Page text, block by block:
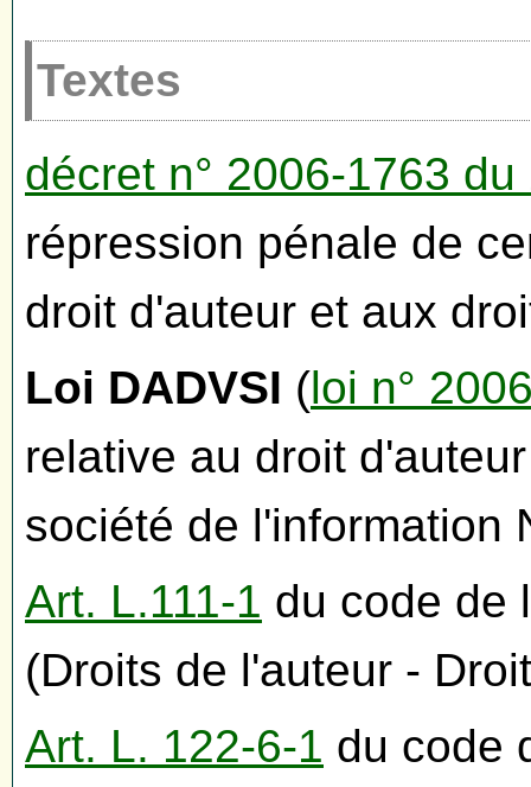
Textes
décret n° 2006-1763
répression pénale de
droit d'auteur et aux
Loi DADVSI (loi n°
relative au droit
société de l'information
Art. L.111-1 du code de
(Droits de l'auteur -
Art. L. 122-6-1 du code